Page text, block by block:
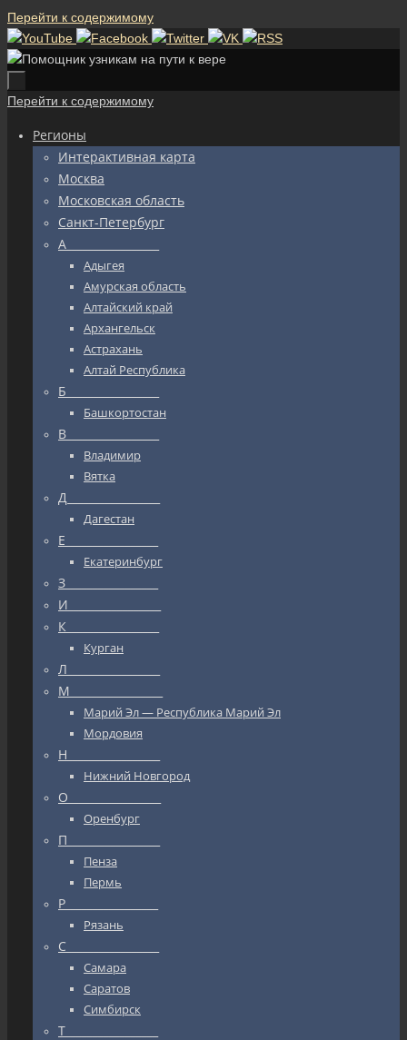
Перейти к содержимому
Перейти к содержимому
Регионы
Интерактивная карта
Москва
Московская область
Санкт-Петербург
А_________________
Адыгея
Амурская область
Алтайский край
Архангельск
Астрахань
Алтай Республика
Б_________________
Башкортостан
В_________________
Владимир
Вятка
Д_________________
Дагестан
Е_________________
Екатеринбург
З_________________
И_________________
К_________________
Курган
Л_________________
М_________________
Марий Эл — Республика Марий Эл
Мордовия
Н_________________
Нижний Новгород
О_________________
Оренбург
П_________________
Пенза
Пермь
Р_________________
Рязань
С_________________
Самара
Саратов
Симбирск
Т_________________